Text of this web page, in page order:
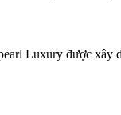
Luxury được